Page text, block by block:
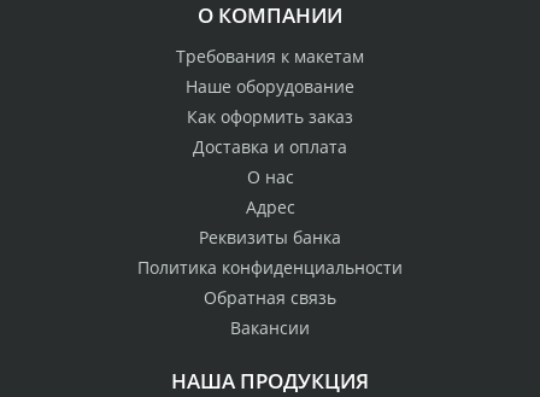
О КОМПАНИИ
Требования к макетам
Наше оборудование
Как оформить заказ
Доставка и оплата
О нас
Адрес
Реквизиты банка
Политика конфиденциальности
Обратная связь
Вакансии
НАША ПРОДУКЦИЯ